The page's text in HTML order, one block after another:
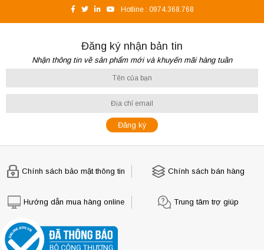
Hotline : 0974.368.768
Đăng ký nhận bản tin
Nhận thông tin về sản phẩm mới và khuyến mãi hàng tuần
Chính sách bảo mật thông tin Chính sách bán hàng
Hướng dẫn mua hàng online Trung tâm trợ giúp